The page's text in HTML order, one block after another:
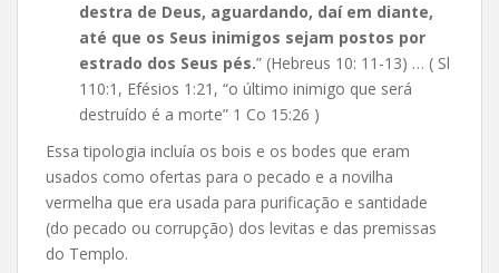
destra de Deus, aguardando, daí em diante,
até que os Seus inimigos sejam postos por
estrado dos Seus pés.” (Hebreus 10: 11-13) … ( Sl
110:1, Efésios 1:21, “o último inimigo que será
destruído é a morte” 1 Co 15:26 )
Essa tipologia incluía os bois e os bodes que eram
usados ​​como ofertas para o pecado e a novilha
vermelha que era usada para purificação e santidade
(do pecado ou corrupção) dos levitas e das premissas
do Templo.